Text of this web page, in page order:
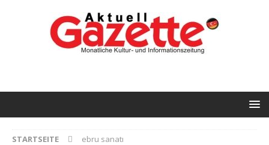
STARTSEITE ebru sanatı